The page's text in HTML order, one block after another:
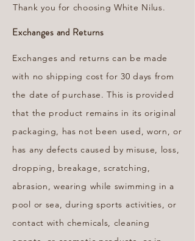
Thank you for choosing White Nilus.
Exchanges and Returns
Exchanges and returns can be made
with no shipping cost for 30 days from
the date of purchase. This is provided
that the product remains in its original
packaging, has not been used, worn, or
has any defects caused by misuse, loss,
dropping, breakage, scratching,
abrasion, wearing while swimming in a
pool or sea, during sports activities, or
contact with chemicals, cleaning